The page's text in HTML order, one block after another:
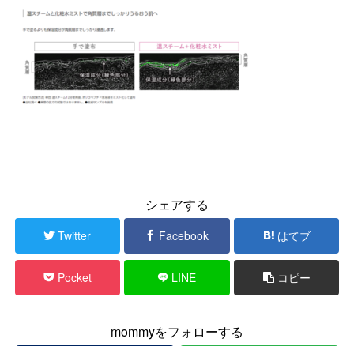
シェアする
Twitter Facebook はてブ
Pocket LINE コピー
mommyをフォローする